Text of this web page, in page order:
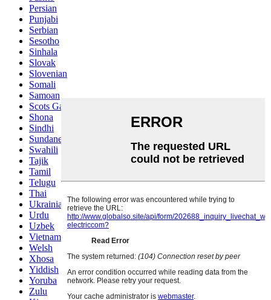
Persian
Punjabi
Serbian
Sesotho
Sinhala
Slovak
Slovenian
Somali
Samoan
Scots Gaelic
Shona
Sindhi
Sundanese
Swahili
Tajik
Tamil
Telugu
Thai
Ukrainian
Urdu
Uzbek
Vietnamese
Welsh
Xhosa
Yiddish
Yoruba
Zulu